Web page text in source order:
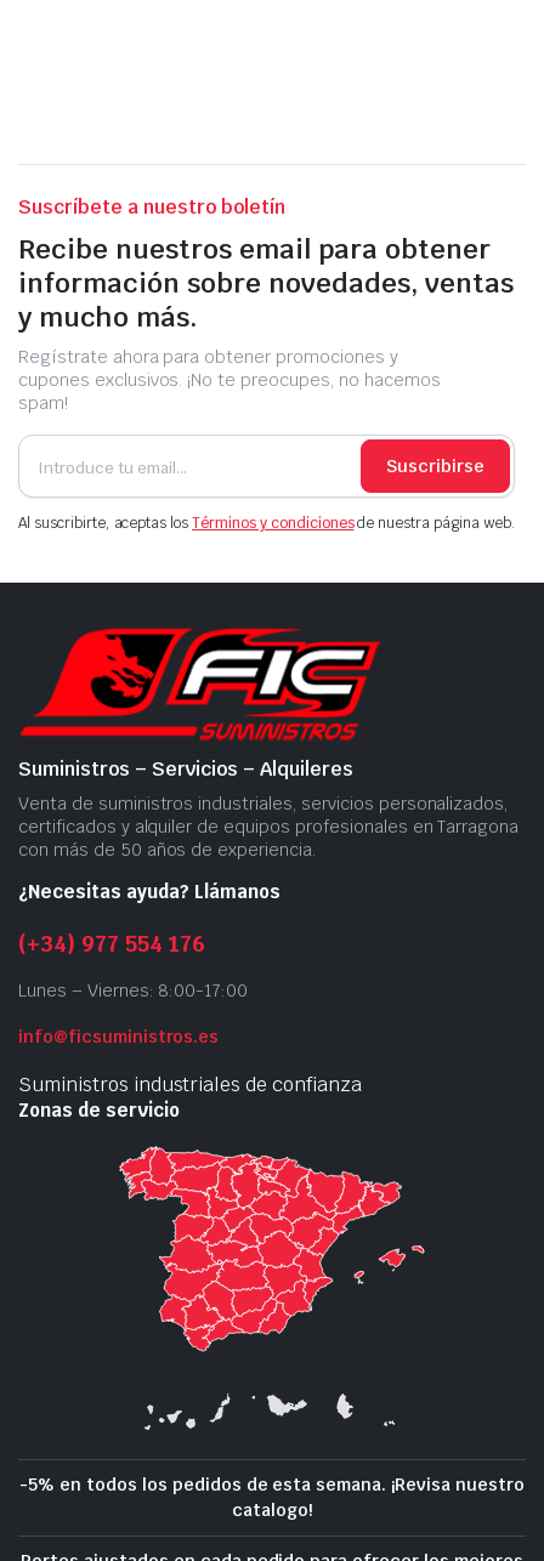
Suscríbete a nuestro boletín
Recibe nuestros email para obtener
información sobre novedades, ventas
y mucho más.
Regístrate ahora para obtener promociones y
cupones exclusivos. ¡No te preocupes, no hacemos
spam!
Suscribirse
Al suscribirte, aceptas losTérminos y condicionesde nuestra página web.
Suministros – Servicios – Alquileres
Venta de suministros industriales, servicios personalizados,
certificados y alquiler de equipos profesionales en Tarragona
con más de 50 años de experiencia.
¿Necesitas ayuda? Llámanos
(+34) 977 554 176
Lunes – Viernes: 8:00-17:00
info@ficsuministros.es
Suministros industriales de confianza
Zonas de servicio
-5% en todos los pedidos de esta semana. ¡Revisa nuestro
catalogo!